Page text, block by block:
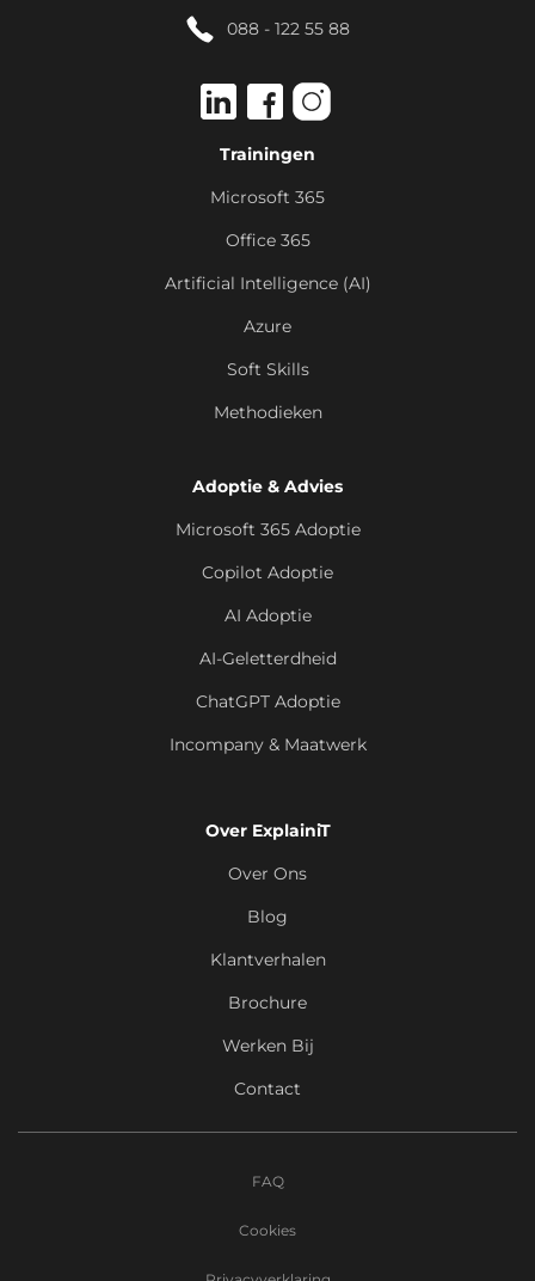
088 - 122 55 88
Trainingen
Microsoft 365
Office 365
Artificial Intelligence (AI)
Azure
Soft Skills
Methodieken
Adoptie & Advies
Microsoft 365 Adoptie
Copilot Adoptie
AI Adoptie
AI-Geletterdheid
ChatGPT Adoptie
Incompany & Maatwerk
Over ExplainiT
Over Ons
Blog
Klantverhalen
Brochure
Werken Bij
Contact
FAQ
Cookies